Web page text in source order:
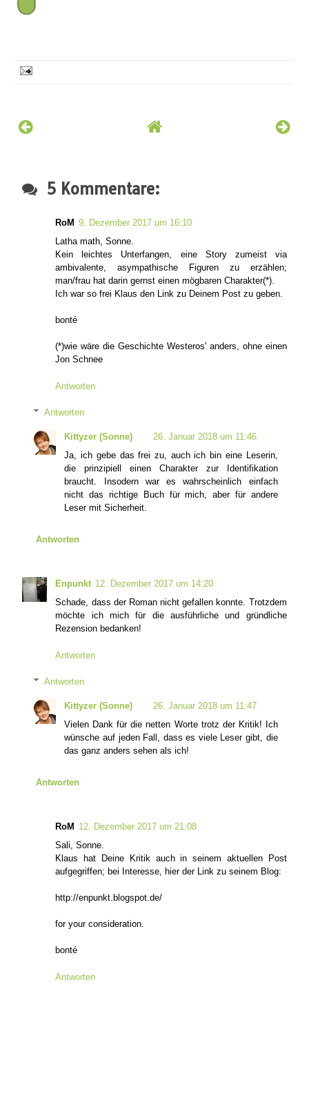
5 Kommentare:
RoM 9. Dezember 2017 um 16:10
Latha math, Sonne.
Kein leichtes Unterfangen, eine Story zumeist via
ambivalente, asympathische Figuren zu erzählen;
man/frau hat darin gernst einen mögbaren Charakter(*).
Ich war so frei Klaus den Link zu Deinem Post zu geben.
bonté
(*)wie wäre die Geschichte Westeros' anders, ohne einen
Jon Schnee
Antworten
Antworten
Kittyzer (Sonne)
26. Januar 2018 um 11:46
Ja, ich gebe das frei zu, auch ich bin eine Leserin,
die prinzipiell einen Charakter zur Identifikation
braucht. Insodern war es wahrscheinlich einfach
nicht das richtige Buch für mich, aber für andere
Leser mit Sicherheit.
Antworten
Enpunkt 12. Dezember 2017 um 14:20
Schade, dass der Roman nicht gefallen konnte. Trotzdem
möchte ich mich für die ausführliche und gründliche
Rezension bedanken!
Antworten
Antworten
Kittyzer (Sonne)
26. Januar 2018 um 11:47
Vielen Dank für die netten Worte trotz der Kritik! Ich
wünsche auf jeden Fall, dass es viele Leser gibt, die
das ganz anders sehen als ich!
Antworten
RoM 12. Dezember 2017 um 21:08
Sali, Sonne.
Klaus hat Deine Kritik auch in seinem aktuellen Post
aufgegriffen; bei Interesse, hier der Link zu seinem Blog:
http://enpunkt.blogspot.de/
for your consideration.
bonté
Antworten